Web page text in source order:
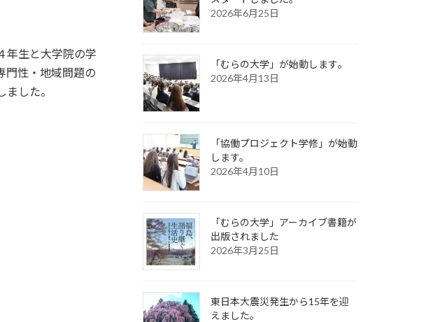
年生と大学院の学
門性・地域問題の
した。
2026年6月25日
「むらの大学」が始動します｡
2026年4月13日
「協働プロジェクト学修」が始動
します。
2026年4月10日
「むらの大学」アーカイブ書籍が
出版されました
2026年3月25日
東日本大震災発生から15年を迎
えました。